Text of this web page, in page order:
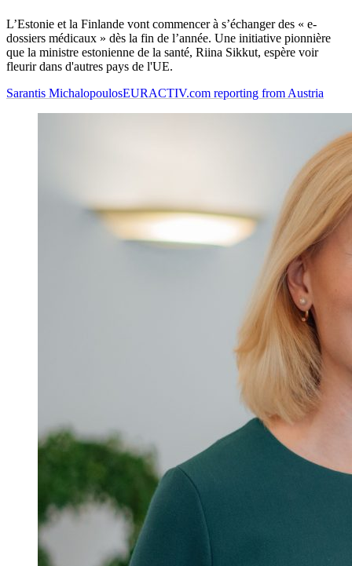
L’Estonie et la Finlande vont commencer à s’échanger des « e-
dossiers médicaux » dès la fin de l’année. Une initiative pionnière
que la ministre estonienne de la santé, Riina Sikkut, espère voir
fleurir dans d'autres pays de l'UE.
Sarantis MichalopoulosEURACTIV.com reporting from Austria